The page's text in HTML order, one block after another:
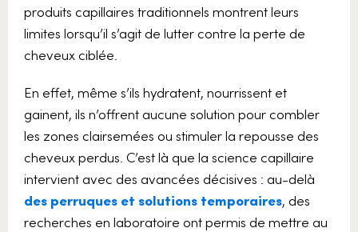
produits capillaires traditionnels montrent leurs
limites lorsqu’il s’agit de lutter contre la perte de
cheveux ciblée.
En effet, même s’ils hydratent, nourrissent et
gainent, ils n’offrent aucune solution pour combler
les zones clairsemées ou stimuler la repousse des
cheveux perdus. C’est là que la science capillaire
intervient avec des avancées décisives : au-delà
des perruques et solutions temporaires, des
recherches en laboratoire ont permis de mettre au